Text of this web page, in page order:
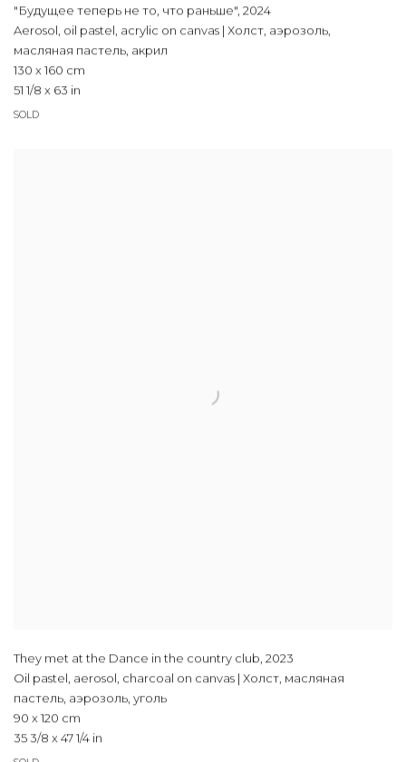
"Будущее теперь не то, что раньше", 2024
Aerosol, oil pastel, acrylic on canvas | Холст, аэрозоль,
масляная пастель, акрил
130 x 160 cm
51 1/8 x 63 in
SOLD
They met at the Dance in the country club, 2023
Oil pastel, aerosol, charcoal on canvas | Холст, масляная
пастель, аэрозоль, уголь
90 x 120 cm
35 3/8 x 47 1/4 in